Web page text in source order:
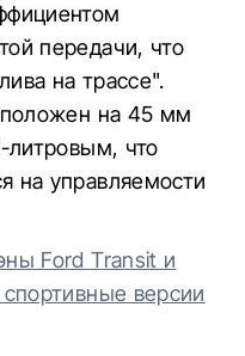
передачи, что
на трассе".
на 45 мм
литровым, что
на управляемости
Ford Transit и
версии